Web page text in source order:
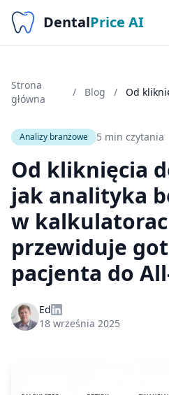
DentalPrice AI
Strona
główna
/ Blog /
Analizy branżowe 5 min czytania
Od kliknięcia
jak analityka
w
przewiduje
pacjenta do
Ed
18 września 2025